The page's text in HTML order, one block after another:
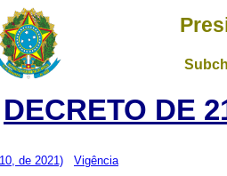
DECRETO DE
de 2021)
Vigência